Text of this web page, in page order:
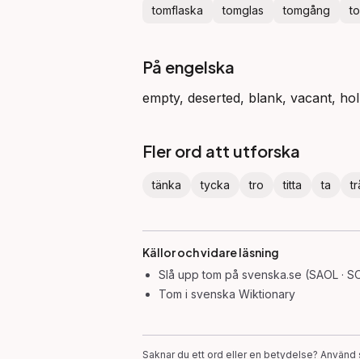
tomflaska tomglas tomgång
På engelska
empty, deserted, blank, vacant,
Fler ord att utforska
tänka tycka tro titta ta
Källor och vidare läsning
Slå upptom på svenska.se (SAOL ·
Tom i svenska Wiktionary
Saknar du ett ord eller en betydelse?